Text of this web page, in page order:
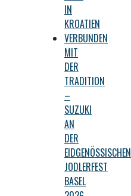
IN
KROATIEN
VERBUNDEN
MIT
DER
TRADITION
–
SUZUKI
AN
DER
EIDGENÖSSISCHEN
JODLERFEST
BASEL